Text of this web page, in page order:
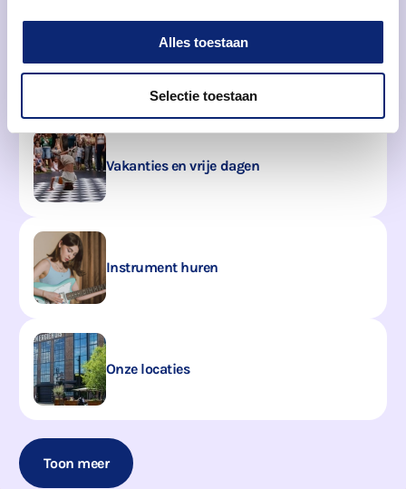
Alles toestaan
Selectie toestaan
Tarie­ven
Vakan­ties en vrije dagen
Instru­ment huren
Onze loca­ties
Toon meer